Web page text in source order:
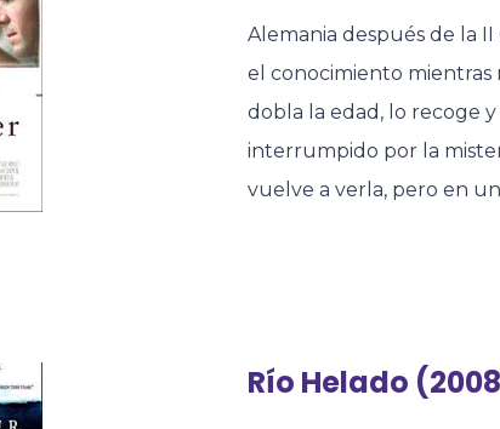
Alemania después de la
el conocimiento mientras
dobla la edad, lo recoge
interrumpido por la
vuelve a verla, pero en
Río Helado